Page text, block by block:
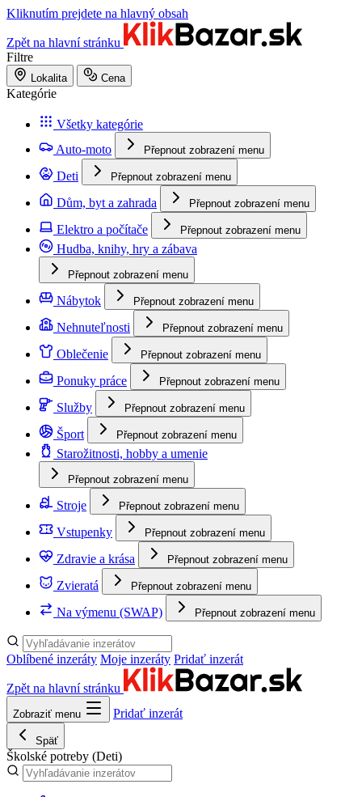
Kliknutím prejdete na hlavný obsah
Zpět na hlavní stránku
Filtre
Lokalita Cena
Kategórie
Všetky kategórie
Auto-moto
Přepnout zobrazení menu
Deti Přepnout zobrazení menu
Dům, byt a zahrada Přepnout zobrazení menu
Elektro a počítače Přepnout zobrazení menu
Hudba, knihy, hry a zábava
Přepnout zobrazení menu
Nábytok Přepnout zobrazení menu
Nehnuteľnosti Přepnout zobrazení menu
Oblečenie Přepnout zobrazení menu
Ponuky práce Přepnout zobrazení menu
Služby Přepnout zobrazení menu
Šport Přepnout zobrazení menu
Starožitnosti, hobby a umenie
Přepnout zobrazení menu
Stroje Přepnout zobrazení menu
Vstupenky Přepnout zobrazení menu
Zdravie a krása Přepnout zobrazení menu
Zvieratá Přepnout zobrazení menu
Na výmenu (SWAP) Přepnout zobrazení menu
Oblíbené inzeráty Moje inzeráty Pridať inzerát
Zpět na hlavní stránku
Zobraziť menu Pridať inzerát
Späť
Školské potreby (Deti)